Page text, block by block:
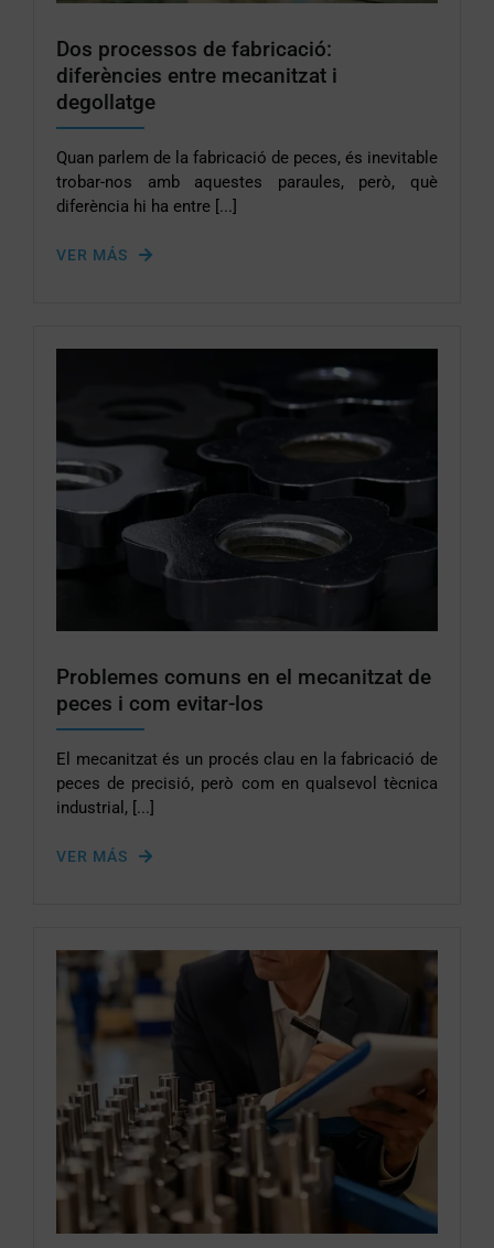
Dos processos de fabricació:
diferències entre mecanitzat i
degollatge
Quan parlem de la fabricació de peces, és inevitable
trobar-nos amb aquestes paraules, però, què
diferència hi ha entre [...]
VER MÁS
Problemes comuns en el mecanitzat de
peces i com evitar-los
El mecanitzat és un procés clau en la fabricació de
peces de precisió, però com en qualsevol tècnica
industrial, [...]
VER MÁS